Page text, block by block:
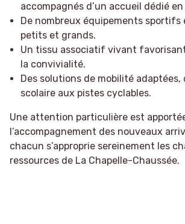
accompagnés d’un accueil dédié
De nombreux équipements
petits et grands.
Un tissu associatif vivant
la convivialité.
Des solutions de mobilité
scolaire aux pistes cyclables.
Une attention particulière est
l’accompagnement des nouveaux
chacun s’approprie sereinement les
ressources de La Chapelle-Chaussée.